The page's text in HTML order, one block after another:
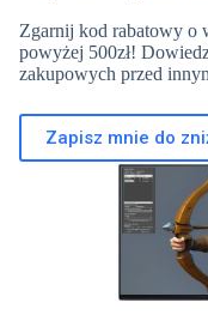
Zgarnij kod rabatowy o
powyżej 500zł!
zakupowych przed
Zapisz mnie do